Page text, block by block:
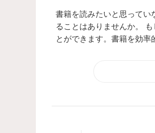
書籍を読みたいと思ってい
ることはありませんか。
とができます。書籍を効率